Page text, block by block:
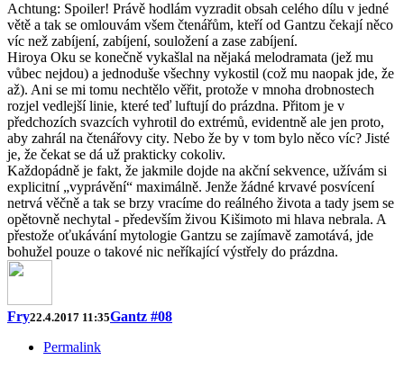
Achtung: Spoiler! Právě hodlám vyzradit obsah celého dílu v jedné
větě a tak se omlouvám všem čtenářům, kteří od Gantzu čekají něco
víc než zabíjení, zabíjení, souložení a zase zabíjení.
Hiroya Oku se konečně vykašlal na nějaká melodramata (jež mu
vůbec nejdou) a jednoduše všechny vykostil (což mu naopak jde, že
až). Ani se mi tomu nechtělo věřit, protože v mnoha drobnostech
rozjel vedlejší linie, které teď luftují do prázdna. Přitom je v
předchozích svazcích vyhrotil do extrémů, evidentně ale jen proto,
aby zahrál na čtenářovy city. Nebo že by v tom bylo něco víc? Jisté
je, že čekat se dá už prakticky cokoliv.
Každopádně je fakt, že jakmile dojde na akční sekvence, užívám si
explicitní „vyprávění“ maximálně. Jenže žádné krvavé posvícení
netrvá věčně a tak se brzy vracíme do reálného života a tady jsem se
opětovně nechytal - především živou Kišimoto mi hlava nebrala. A
přestože oťukávání mytologie Gantzu se zajímavě zamotává, jde
bohužel pouze o takové nic neříkající výstřely do prázdna.
Fry22.4.2017 11:35Gantz #08
Permalink